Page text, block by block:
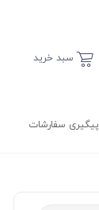
سبد خرید
پیگیری سفارشات